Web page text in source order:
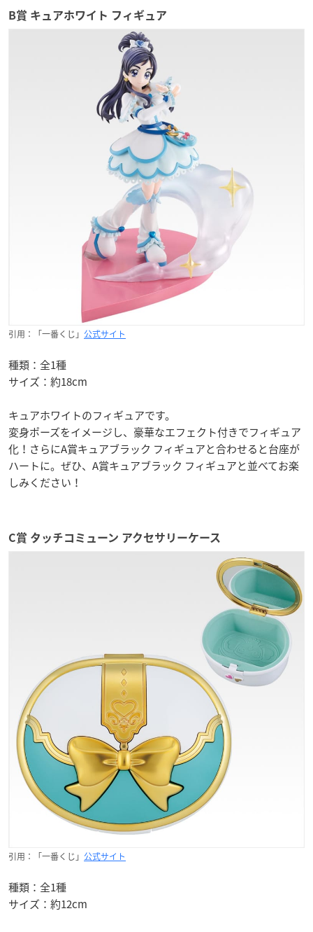
B賞 キュアホワイト フィギュア
引用：「一番くじ」 公式サイト
種類：全1種
サイズ：約18cm
キュアホワイトのフィギュアです。
変身ポーズをイメージし、豪華なエフェクト付きでフィギュア
化！さらにA賞キュアブラック フィギュアと合わせると台座が
ハートに。ぜひ、A賞キュアブラック フィギュアと並べてお楽
しみください！
C賞 タッチコミューン アクセサリーケース
引用：「一番くじ」 公式サイト
種類：全1種
サイズ：約12cm